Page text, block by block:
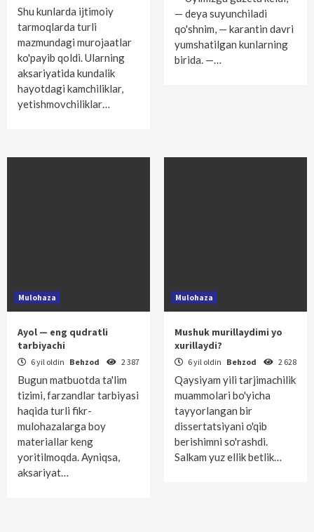
Shu kunlarda ijtimoiy
tarmoqlarda turli
mazmundagi murojaatlar
ko'payib qoldi. Ularning
aksariyatida kundalik
hayotdagi kamchiliklar,
yetishmovchiliklar…
— deya suyunchiladi
qo'shnim, — karantin davri
yumshatilgan kunlarning
birida. —…
Mulohaza
Ayol — eng qudratli
tarbiyachi
6 yil oldin Behzod 2 387
Bugun matbuotda ta'lim
tizimi, farzandlar tarbiyasi
haqida turli fikr-
mulohazalarga boy
materiallar keng
yoritilmoqda. Ayniqsa,
aksariyat…
Mulohaza
Mushuk murillaydimi yo
xurillaydi?
6 yil oldin Behzod 2 628
Qaysiyam yili tarjimachilik
muammolari bo'yicha
tayyorlangan bir
dissertatsiyani o'qib
berishimni so'rashdi.
Salkam yuz ellik betlik…